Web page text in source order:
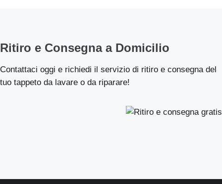
Ritiro e Consegna a Domicilio
Contattaci oggi e richiedi il servizio di ritiro e consegna del
tuo tappeto da lavare o da riparare!